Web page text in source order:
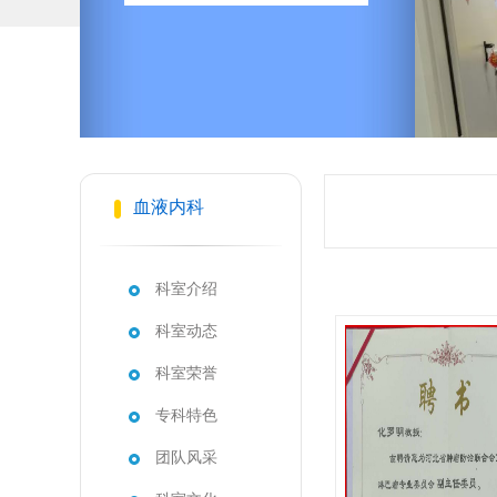
血液内科
科室介绍
科室动态
科室荣誉
专科特色
团队风采